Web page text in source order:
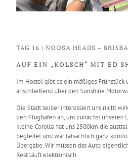
TAG 16 | NOOSA HEADS –
AUF EIN „KOLSCH“ MIT ED
Im Hostel gibt es ein mäßiges Frühstück
anschließend über den Sunshine
Die Stadt selber interessiert uns nicht
den Flughafen an, um zunächst unseren
kleine Corolla hat uns 2500km die
begleitet und war tatsächlich ganz
Übergabe. Wir müssen das Auto
Rest läuft elektronisch.